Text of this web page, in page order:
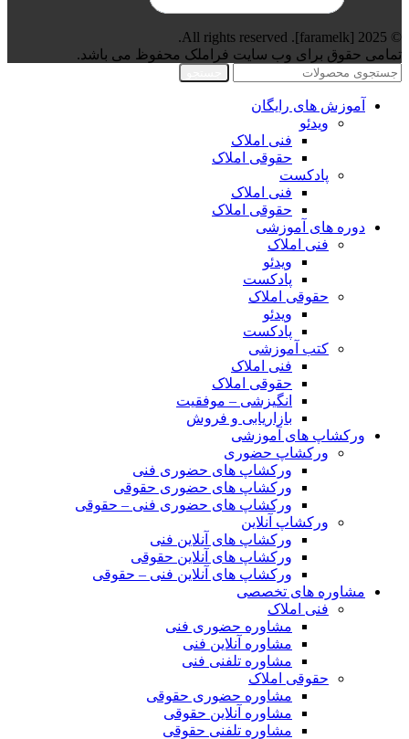
© 2025 [faramelk]. All rights reserved.
تمامی حقوق برای وب سایت فراملک محفوظ می باشد.
آموزش های رایگان
ویدئو
فنی املاک
حقوقی املاک
پادکست
فنی املاک
حقوقی املاک
دوره های آموزشی
فنی املاک
ویدئو
پادکست
حقوقی املاک
ویدئو
پادکست
کتب آموزشی
فنی املاک
حقوقی املاک
انگیزشی – موفقیت
بازاریابی و فروش
ورکشاپ های آموزشی
ورکشاپ حضوری
ورکشاپ های حضوری فنی
ورکشاپ های حضوری حقوقی
ورکشاپ های حضوری فنی – حقوقی
ورکشاپ آنلاین
ورکشاپ های آنلاین فنی
ورکشاپ های آنلاین حقوقی
ورکشاپ های آنلاین فنی – حقوقی
مشاوره های تخصصی
فنی املاک
مشاوره حضوری فنی
مشاوره آنلاین فنی
مشاوره تلفنی فنی
حقوقی املاک
مشاوره حضوری حقوقی
مشاوره آنلاین حقوقی
مشاوره تلفنی حقوقی